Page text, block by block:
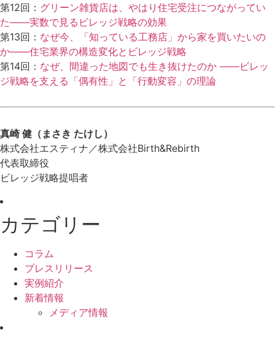
第12回： グリーン雑貨店は、やはり住宅受注につながってい
た――実数で見るビレッジ戦略の効果
第13回： なぜ今、「知っている工務店」から家を買いたいの
か――住宅業界の構造変化とビレッジ戦略
第14回： なぜ、間違った地図でも生き抜けたのか ——ビレッ
ジ戦略を支える「偶有性」と「行動変容」の理論
真崎 健（まさき たけし）
株式会社エスティナ／株式会社Birth&Rebirth
代表取締役
ビレッジ戦略提唱者
カテゴリー
コラム
プレスリリース
実例紹介
新着情報
メディア情報